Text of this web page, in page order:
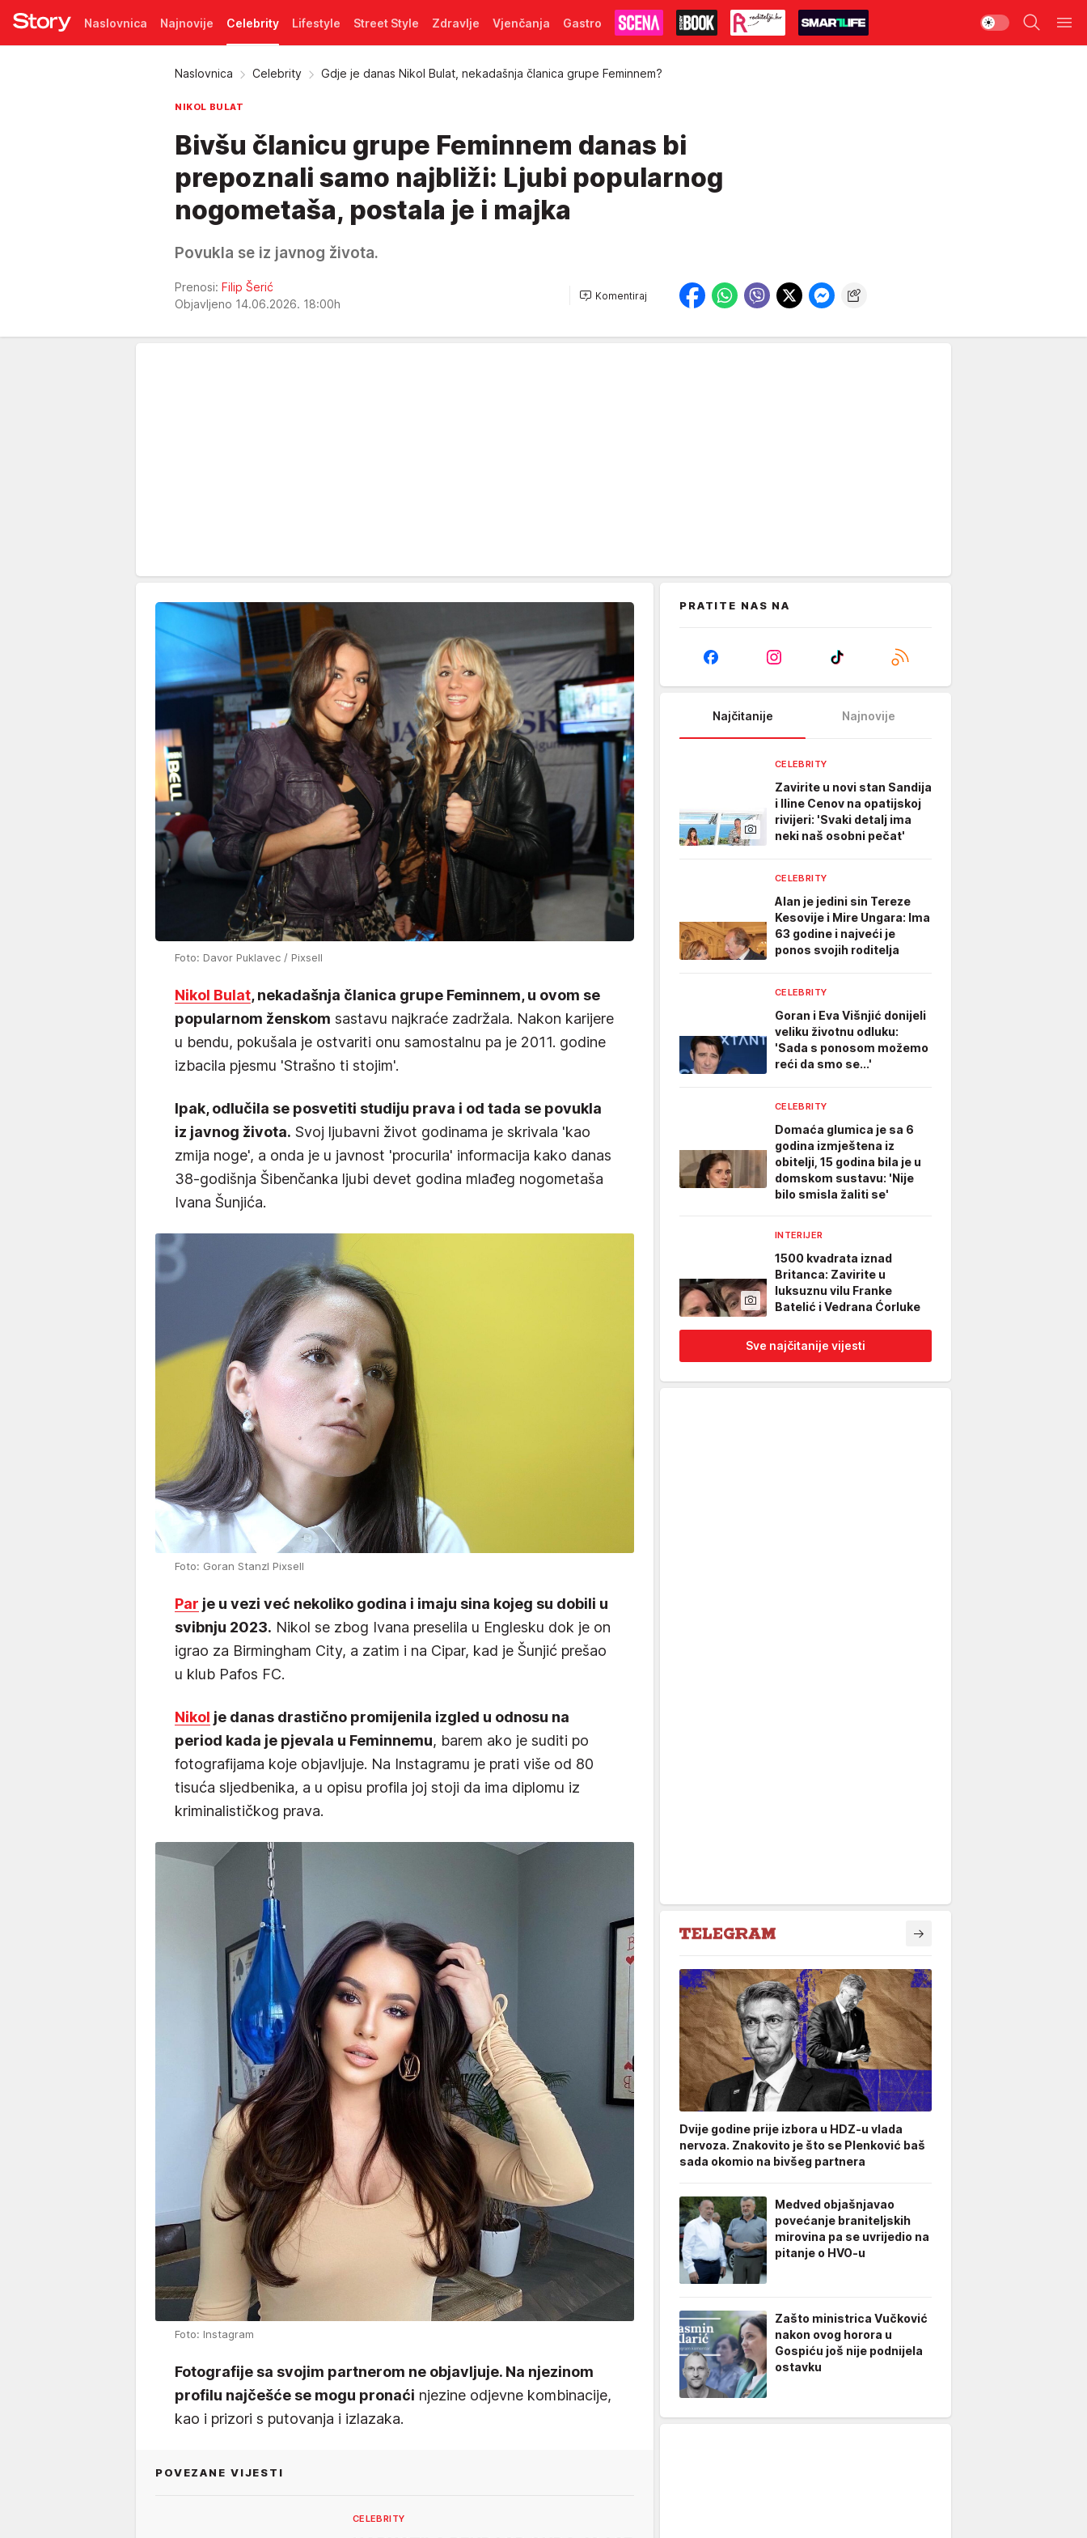
Naslovnica Najnovije Celebrity Lifestyle Street Style Zdravlje Vjenčanja Gastro
Naslovnica Celebrity Gdje je danas Nikol Bulat, nekadašnja članica grupe Feminnem?
NIKOL BULAT
Bivšu članicu grupe Feminnem danas bi
prepoznali samo najbliži: Ljubi popularnog
nogometaša, postala je i majka
Povukla se iz javnog života.
Prenosi: Filip Šerić
Objavljeno 14.06.2026. 18:00h
Komentiraj
Foto: Davor Puklavec / Pixsell
Nikol Bulat, nekadašnja članica grupe Feminnem, u ovom se
popularnom ženskom sastavu najkraće zadržala. Nakon karijere
u bendu, pokušala je ostvariti onu samostalnu pa je 2011. godine
izbacila pjesmu 'Strašno ti stojim'.
Ipak, odlučila se posvetiti studiju prava i od tada se povukla
iz javnog života. Svoj ljubavni život godinama je skrivala 'kao
zmija noge', a onda je u javnost 'procurila' informacija kako danas
38-godišnja Šibenčanka ljubi devet godina mlađeg nogometaša
Ivana Šunjića.
Foto: Goran Stanzl Pixsell
Par je u vezi već nekoliko godina i imaju sina kojeg su dobili u
svibnju 2023. Nikol se zbog Ivana preselila u Englesku dok je on
igrao za Birmingham City, a zatim i na Cipar, kad je Šunjić prešao
u klub Pafos FC.
Nikol je danas drastično promijenila izgled u odnosu na
period kada je pjevala u Feminnemu, barem ako je suditi po
fotografijama koje objavljuje. Na Instagramu je prati više od 80
tisuća sljedbenika, a u opisu profila joj stoji da ima diplomu iz
kriminalističkog prava.
Foto: Instagram
Fotografije sa svojim partnerom ne objavljuje. Na njezinom
profilu najčešće se mogu pronaći njezine odjevne kombinacije,
kao i prizori s putovanja i izlazaka.
POVEZANE VIJESTI
CELEBRITY
PRATITE NAS NA
Najčitanije Najnovije
CELEBRITY
Zavirite u novi stan Sandija
i Iline Cenov na opatijskoj
rivijeri: 'Svaki detalj ima
neki naš osobni pečat'
CELEBRITY
Alan je jedini sin Tereze
Kesovije i Mire Ungara: Ima
63 godine i najveći je
ponos svojih roditelja
CELEBRITY
Goran i Eva Višnjić donijeli
veliku životnu odluku:
'Sada s ponosom možemo
reći da smo se...'
CELEBRITY
Domaća glumica je sa 6
godina izmještena iz
obitelji, 15 godina bila je u
domskom sustavu: 'Nije
bilo smisla žaliti se'
INTERIJER
1500 kvadrata iznad
Britanca: Zavirite u
luksuznu vilu Franke
Batelić i Vedrana Ćorluke
Sve najčitanije vijesti
Dvije godine prije izbora u HDZ-u vlada
nervoza. Znakovito je što se Plenković baš
sada okomio na bivšeg partnera
Medved objašnjavao
povećanje braniteljskih
mirovina pa se uvrijedio na
pitanje o HVO-u
Zašto ministrica Vučković
nakon ovog horora u
Gospiću još nije podnijela
ostavku